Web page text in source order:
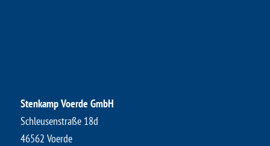
Stenkamp Voerde GmbH
Schleusenstraße 18d
46562 Voerde